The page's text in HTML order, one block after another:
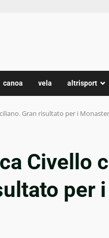
canoa vela altrisport
Gran risultato per i
Civello
per